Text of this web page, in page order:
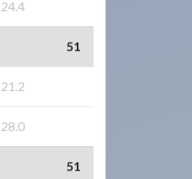
24.4
51
21.2
28.0
51